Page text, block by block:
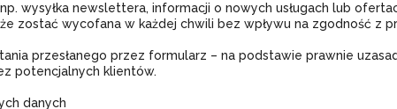
wysyłka newslettera, informacji o nowych usługach lub
zostać wycofana w każdej chwili bez wpływu na zgodność z
przesłanego przez formularz – na podstawie prawnie
potencjalnych klientów.
danych